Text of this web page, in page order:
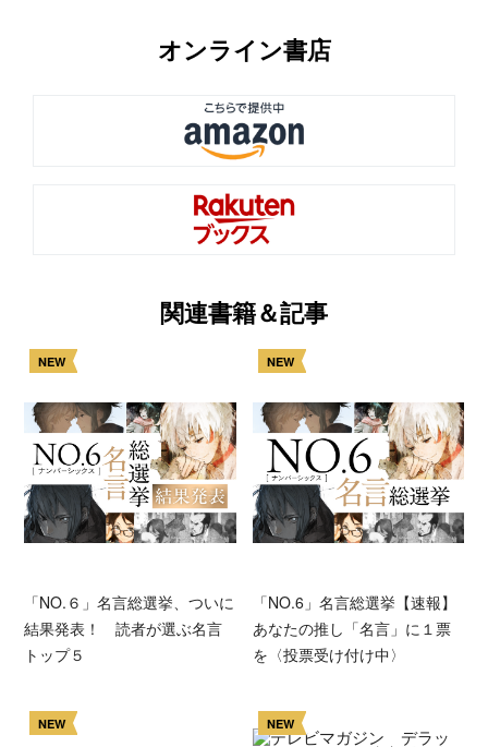
オンライン書店
関連書籍＆記事
NEW
「NO.６」名言総選挙、ついに
結果発表！ 読者が選ぶ名言
トップ５
NEW
「NO.6」名言総選挙【速報】
あなたの推し「名言」に１票
を〈投票受け付け中〉
NEW NEW